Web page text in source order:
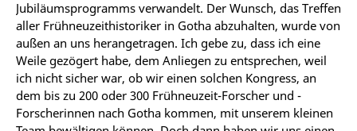
Jubiläumsprogramms verwandelt. Der Wunsch, das Treffen
aller Frühneuzeithistoriker in Gotha abzuhalten, wurde von
außen an uns herangetragen. Ich gebe zu, dass ich eine
Weile gezögert habe, dem Anliegen zu entsprechen, weil
ich nicht sicher war, ob wir einen solchen Kongress, an
dem bis zu 200 oder 300 Frühneuzeit-Forscher und -
Forscherinnen nach Gotha kommen, mit unserem kleinen